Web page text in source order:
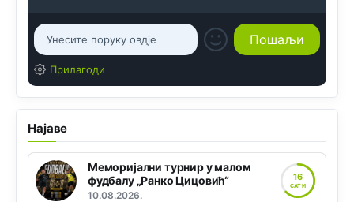
Прилагоди
Најаве
Меморијални турнир у малом
фудбалу „Ранко Цицовић“
10.08.2026.
16
САТИ